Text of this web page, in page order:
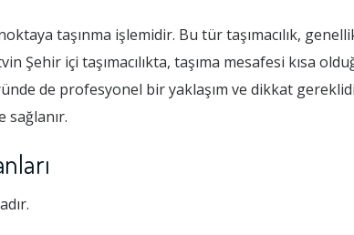
taşınma işlemidir. Bu tür taşımacılık,
Şehir içi taşımacılıkta, taşıma mesafesi kısa
de profesyonel bir yaklaşım ve dikkat
sağlanır.